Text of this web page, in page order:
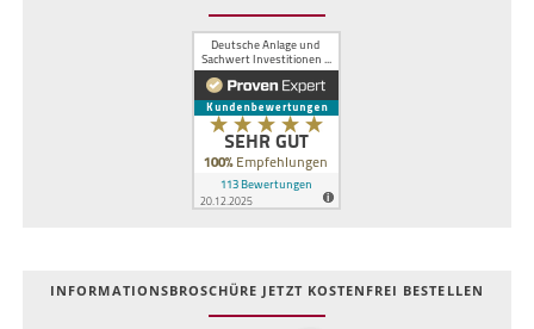
INFOR­MATIONS­BROSCHÜRE JETZT KOSTEN­FREI BESTELLEN